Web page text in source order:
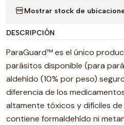
Mostrar stock de
DESCRIPCIÓN
ParaGuard™ es el único
parásitos disponible (para
aldehído (10% por peso)
diferencia de los
altamente tóxicos y difíciles
contiene formaldehído ni